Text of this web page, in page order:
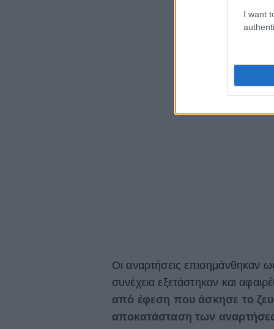
I want
Οι αναρτήσεις επισημάνθηκαν
συνέχεια εξετάστηκαν και
από έφεση που άσκησε το
αποκατάσταση των